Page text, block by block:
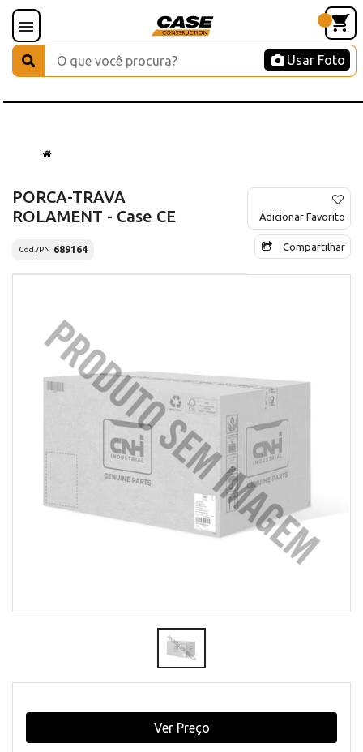
Usar Foto
PORCA-TRAVA
ROLAMENT - Case CE
Cód./PN 689164
Adicionar Favorito
Compartilhar
Ver Preço